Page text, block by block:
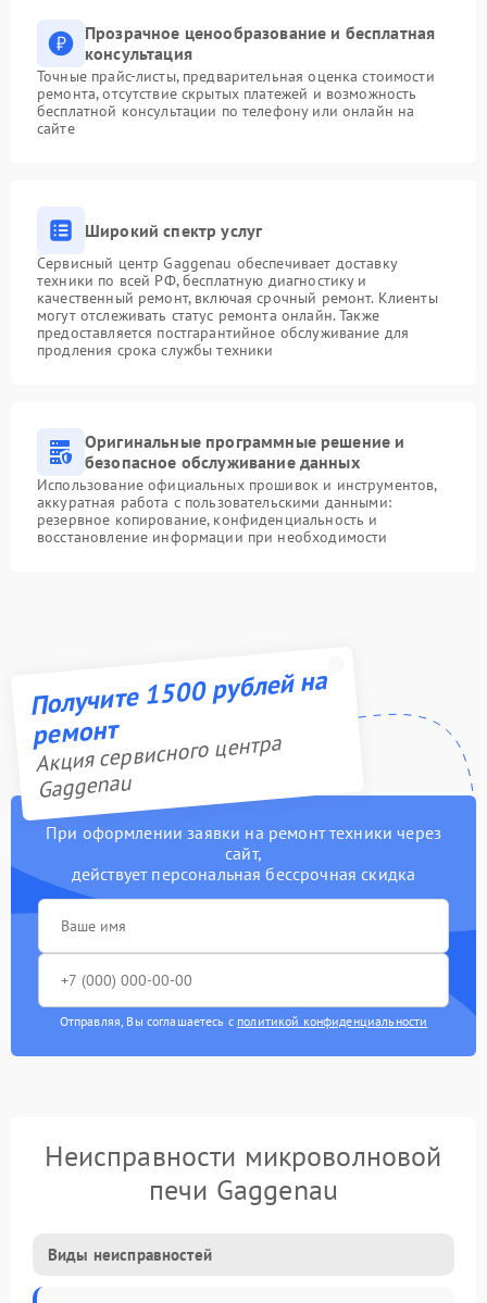
Прозрачное ценообразование и бесплатная
консультация
Точные прайс-листы, предварительная оценка стоимости
ремонта, отсутствие скрытых платежей и возможность
бесплатной консультации по телефону или онлайн на
сайте
Широкий спектр услуг
Сервисный центр Gaggenau обеспечивает доставку
техники по всей РФ, бесплатную диагностику и
качественный ремонт, включая срочный ремонт. Клиенты
могут отслеживать статус ремонта онлайн. Также
предоставляется постгарантийное обслуживание для
продления срока службы техники
Оригинальные программные решение и
безопасное обслуживание данных
Использование официальных прошивок и инструментов,
аккуратная работа с пользовательскими данными:
резервное копирование, конфиденциальность и
восстановление информации при необходимости
Получите 1500 рублей на
ремонт
Акция сервисного центра
Gaggenau
При оформлении заявки на ремонт техники через
сайт,
действует персональная бессрочная скидка
Отправляя, Вы соглашаетесь с политикой конфиденциальности
Неисправности микроволновой
печи Gaggenau
Виды неисправностей